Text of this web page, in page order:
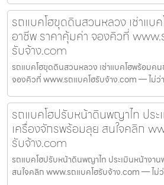
รถแบคโฮขุดดินสวนหลวง เช่าแ
อาชีพ ราคาคุ้มค่า จองคิวที่
รับจ้าง.com
รถแบคโฮขุดดินสวนหลวง เช่าแบคโฮพร้อมค
จองคิวที่ www.รถแบคโฮรับจ้าง.com — ไม่ว่
รถแบคโฮปรับหน้าดินพญาไท ประ
เครื่องจักรพร้อมลุย สนใจคลิก
รับจ้าง.com
รถแบคโฮปรับหน้าดินพญาไท ประเมินหน้างา
สนใจคลิก www.รถแบคโฮรับจ้าง.com — ไม่